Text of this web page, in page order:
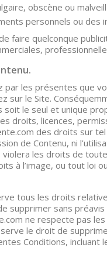
obscène ou
personnels ou des
faire quelconque
par les présentes que
sur le Site.
le seul et unique
droits, licences,
des droits sur tel
de Contenu, ni
violera les droits de
à l’image, ou tout loi
tous les droits
supprimer sans préavis
ne respecte pas
le droit de
Conditions, incluant